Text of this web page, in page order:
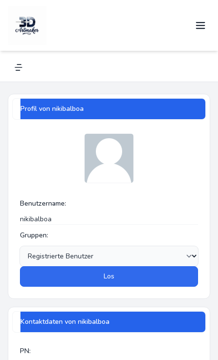
Navigation menu
Profil von nikibalboa
Benutzername:
nikibalboa
Gruppen:
Los
Kontaktdaten von nikibalboa
PN: